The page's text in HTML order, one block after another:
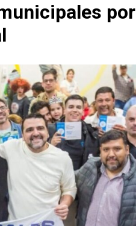
por